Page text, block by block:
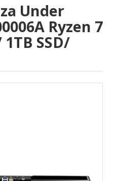
Under
Ryzen 7
SSD/